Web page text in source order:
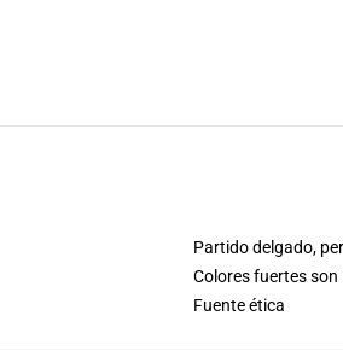
Partido delgado,
Colores fuertes
Fuente ética